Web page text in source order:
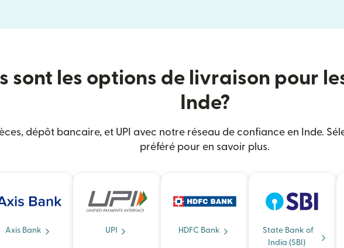
sont les options de livraison pour
Inde?
dépôt bancaire, et UPI avec notre réseau de confiance en Inde.
préféré pour en savoir plus.
Axis Bank UPI HDFC Bank
State Bank of
India (SBI)